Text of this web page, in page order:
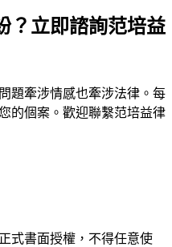
？立即諮詢范培益
題牽涉情感也牽涉法律。每
的個案。歡迎聯繫范培益律
式書面授權，不得任意使